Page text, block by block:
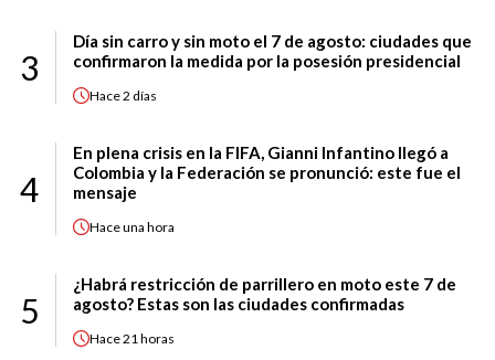
3
Día sin carro y sin moto el 7 de agosto: ciudades que
confirmaron la medida por la posesión presidencial
Hace2 días
4
En plena crisis en la FIFA, Gianni Infantino llegó a
Colombia y la Federación se pronunció: este fue el
mensaje
Haceuna hora
5
¿Habrá restricción de parrillero en moto este 7 de
agosto? Estas son las ciudades confirmadas
Hace21 horas